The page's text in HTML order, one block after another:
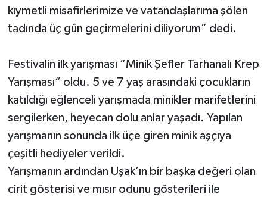
kıymetli misafirlerimize ve vatandaşlarıma şölen
tadında üç gün geçirmelerini diliyorum” dedi.
Festivalin ilk yarışması “Minik Şefler Tarhanalı Krep
Yarışması“ oldu. 5 ve 7 yaş arasındaki çocukların
katıldığı eğlenceli yarışmada minikler marifetlerini
sergilerken, heyecan dolu anlar yaşadı. Yapılan
yarışmanın sonunda ilk üçe giren minik aşçıya
çeşitli hediyeler verildi.
Yarışmanın ardından Uşak’ın bir başka değeri olan
cirit gösterisi ve mısır odunu gösterileri ile